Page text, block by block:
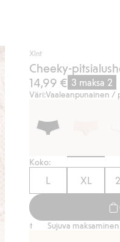
Xlnt
Cheeky-
14,99 € 3 maksa 2
Väri:Vaaleanpunainen /
Koko:
L XL
Sujuva maksaminen